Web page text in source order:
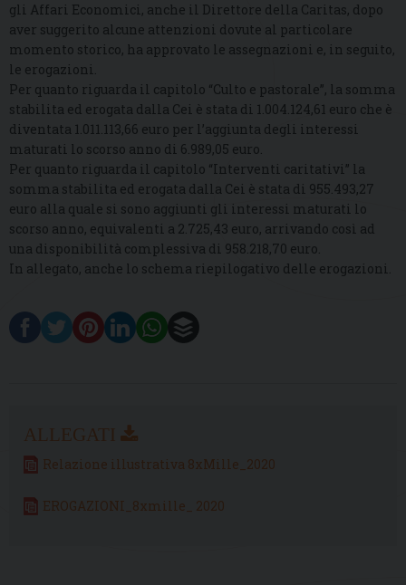
gli Affari Economici, anche il Direttore della Caritas, dopo
aver suggerito alcune attenzioni dovute al particolare
momento storico, ha approvato le assegnazioni e, in seguito,
le erogazioni.
Per quanto riguarda il capitolo “Culto e pastorale”, la somma
stabilita ed erogata dalla Cei è stata di 1.004.124,61 euro che è
diventata 1.011.113,66 euro per l’aggiunta degli interessi
maturati lo scorso anno di 6.989,05 euro.
Per quanto riguarda il capitolo “Interventi caritativi” la
somma stabilita ed erogata dalla Cei è stata di 955.493,27
euro alla quale si sono aggiunti gli interessi maturati lo
scorso anno, equivalenti a 2.725,43 euro, arrivando così ad
una disponibilità complessiva di 958.218,70 euro.
In allegato, anche lo schema riepilogativo delle erogazioni.
Relazione illustrativa 8xMille_2020
EROGAZIONI_8xmille_ 2020